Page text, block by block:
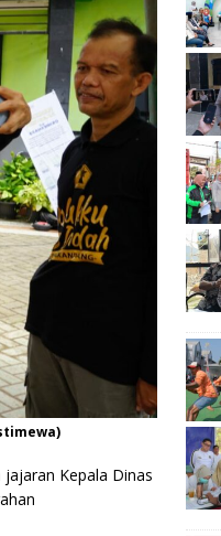
Kepala Dinas